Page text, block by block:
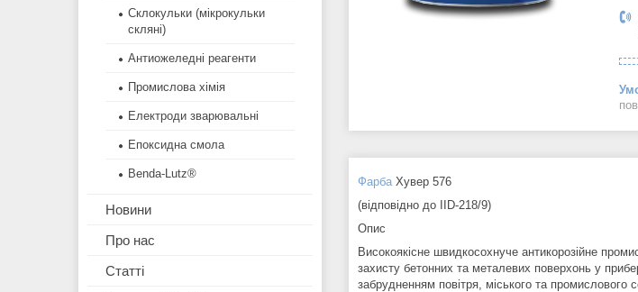
Фарба Хувер 576
(відповідно до IID-218/9)
Опис
Високоякісне швидкосохнуче антикорозійне
захисту бетонних та металевих поверхонь у
забрудненням повітря, міського та
Склокульки (мікрокульки
скляні)
Антиожеледні реагенти
Промислова хімія
Електроди зварювальні
Епоксидна смола
Benda-Lutz®
Новини
Про нас
Статті